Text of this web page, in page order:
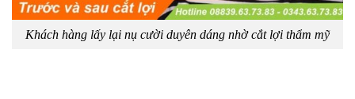
Khách hàng lấy lại nụ cười duyên dáng nhờ cắt lợi thẩm mỹ